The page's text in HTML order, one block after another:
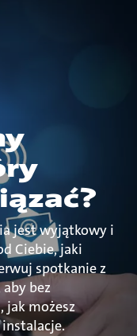
jest wyjątkowy i
Ciebie, jaki
spotkanie z
bez
jak możesz